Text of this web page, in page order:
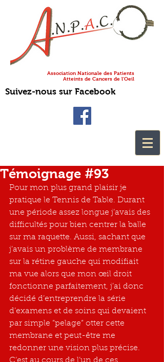
Association Nationale des Patients
Atteints de Cancers de l'Oeil
Suivez-nous sur Facebook
Témoignage #93
Pour mon plus grand plaisir je
pratique le Tennis de Table. Durant
une période assez longue j’avais des
difficultés pour bien centrer la balle
sur ma raquette. Aussi, sachant que
j’avais un problème de membrane
sur la rétine gauche qui modifiait
ma vue alors que mon œil droit
fonctionne parfaitement, j’ai donc
décidé d’entreprendre la série
d’examens et de soins qui devaient
par simple “pelage“ otter cette
membrane et peut-être me
redonner une vision plus précise.